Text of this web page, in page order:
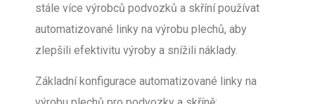
stále více výrobců podvozků a skříní používat
automatizované linky na výrobu plechů, aby
zlepšili efektivitu výroby a snížili náklady.
Základní konfigurace automatizované linky na